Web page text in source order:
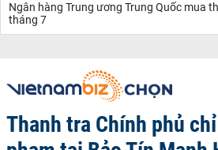
Ngân hàng Trung ương Trung Quốc mua
tháng 7
Thanh tra Chính phủ